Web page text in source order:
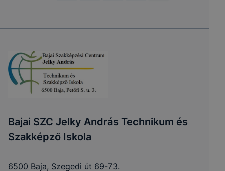
Bajai SZC Jelky András Technikum és
Szakképző Iskola
6500 Baja, Szegedi út 69-73.